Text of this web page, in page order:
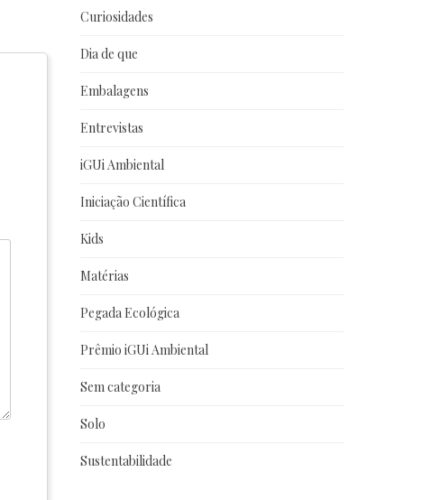
Curiosidades
Dia de que
Embalagens
Entrevistas
iGUi Ambiental
Iniciação Científica
Kids
Matérias
Pegada Ecológica
Prêmio iGUi Ambiental
Sem categoria
Solo
Sustentabilidade